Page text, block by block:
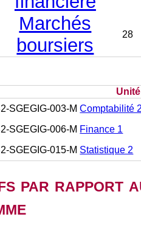
Marchés
boursiers
28
SGEGIG-003-MComptabilité
SGEGIG-006-M Finance 1
SGEGIG-015-M Statistique 2
par rapport